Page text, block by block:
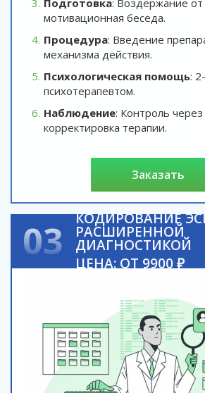
мотивационная беседа.
Процедура: Введение
механизма действия.
Психологическая помощь:
психотерапевтом.
Наблюдение: Контроль
корректировка терапии.
заказать
03 КОДИРОВАНИЕ
РАСШИРЕННОЙ
ДИАГНОСТИКОЙ
ЦЕНА: ОТ 9900 ₽